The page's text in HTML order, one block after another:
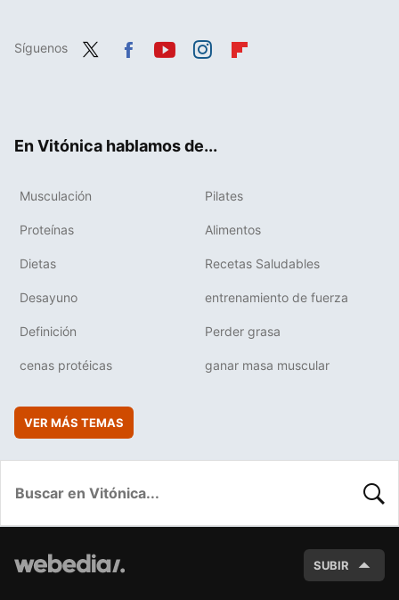
Síguenos
En Vitónica hablamos de...
Musculación Pilates
Proteínas Alimentos
Dietas Recetas Saludables
Desayuno entrenamiento de fuerza
Definición Perder grasa
cenas protéicas ganar masa muscular
VER MÁS TEMAS
SUBIR